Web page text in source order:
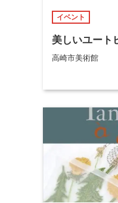
イベント
美しいユート
高崎市美術館